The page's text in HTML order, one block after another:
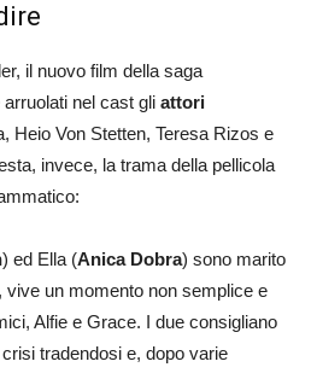
il nuovo film della saga
nel cast gli attori
Heio Von Stetten, Teresa Rizos e
invece, la trama della pellicola
) ed Ella (Anica Dobra) sono marito
vive un momento non semplice e
Alfie e Grace. I due consigliano
tradendosi e, dopo varie